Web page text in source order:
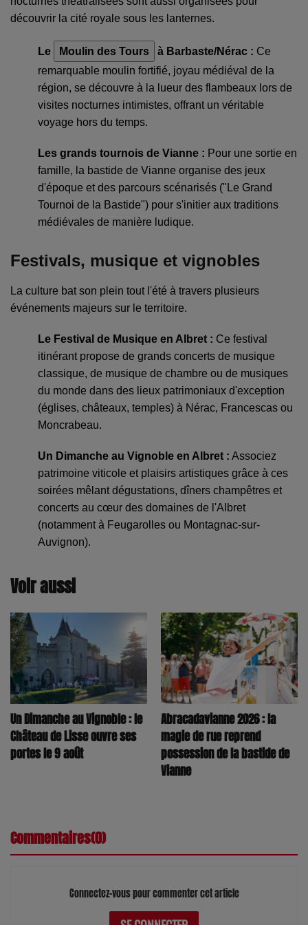
découvrir la cité royale sous les lanternes.
Le Moulin des Tours à Barbaste/Nérac : Ce
remarquable moulin fortifié, joyau médiéval de la
région, se découvre à la lueur des flambeaux lors de
visites nocturnes intimistes, offrant un véritable
voyage hors du temps.
Les grands tournois de Vianne : Pour une sortie en
famille, la bastide de Vianne organise des jeux
d'époque et des parcours scénarisés ("Le Grand
Tournoi de la Bastide") pour s'initier aux traditions
médiévales de manière ludique.
Festivals, musique et vignobles
La culture bat son plein tout l'été à travers plusieurs
événements majeurs sur le territoire.
Le Festival de Musique en Albret : Ce festival
itinérant propose de grands concerts de musique
classique, de musique de chambre ou de musiques
du monde dans des lieux patrimoniaux d'exception
(églises, châteaux, temples) à Nérac, Francescas ou
Moncrabeau.
Un Dimanche au Vignoble en Albret : Associez
patrimoine viticole et plaisirs artistiques grâce à ces
soirées mêlant dégustations, dîners champêtres et
concerts au cœur des domaines de l'Albret
(notamment à Feugarolles ou Montagnac-sur-
Auvignon).
Voir aussi
Un Dimanche au Vignoble : le
Château de Lisse ouvre ses
portes le 9 août
Abracadavianne 2026 : la
magie de rue reprend
possession de la bastide de
Vianne
Commentaires(0)
Connectez-vous pour commenter cet article